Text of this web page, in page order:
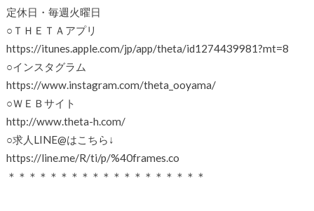
定休日・毎週火曜日
○ＴＨＥＴＡアプリ
https://itunes.apple.com/jp/app/theta/id1274439981?mt=8
○インスタグラム
https://www.instagram.com/theta_ooyama/
○ＷＥＢサイト
http://www.theta-h.com/
○求人LINE@はこちら↓
https://line.me/R/ti/p/%40frames.co
＊＊＊＊＊＊＊＊＊＊＊＊＊＊＊＊＊＊＊